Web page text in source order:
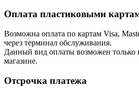
Оплата пластиковыми
Возможна оплата по картам Visa,
через терминал обслуживания.
Данный вид оплаты возможен только
магазине.
Отсрочка платежа